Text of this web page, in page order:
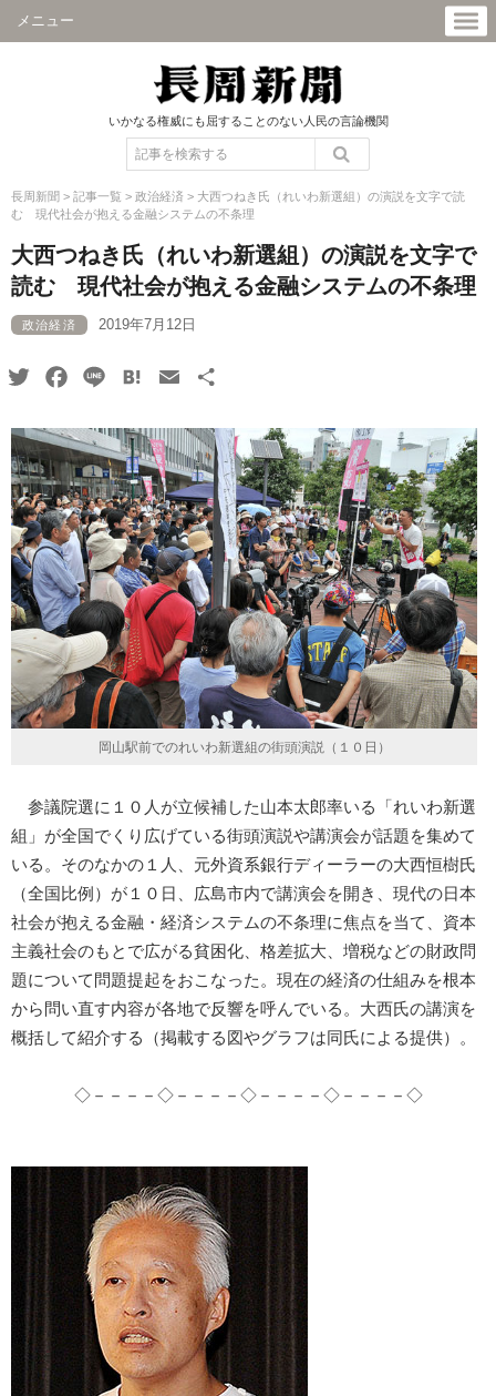
メニュー
いかなる権威にも屈することのない人民の言論機関
長周新聞 > 記事一覧 > 政治経済 > 大西つねき氏（れいわ新選組）の演説を文字で読
む 現代社会が抱える金融システムの不条理
大西つねき氏（れいわ新選組）の演説を文字で
読む 現代社会が抱える金融システムの不条理
政治経済 2019年7月12日
TwitterFacebook
Line HatenaEmail
岡山駅前でのれいわ新選組の街頭演説（１０日）
参議院選に１０人が立候補した山本太郎率いる「れいわ新選
組」が全国でくり広げている街頭演説や講演会が話題を集めて
いる。そのなかの１人、元外資系銀行ディーラーの大西恒樹氏
（全国比例）が１０日、広島市内で講演会を開き、現代の日本
社会が抱える金融・経済システムの不条理に焦点を当て、資本
主義社会のもとで広がる貧困化、格差拡大、増税などの財政問
題について問題提起をおこなった。現在の経済の仕組みを根本
から問い直す内容が各地で反響を呼んでいる。大西氏の講演を
概括して紹介する（掲載する図やグラフは同氏による提供）。
◇－－－－◇－－－－◇－－－－◇－－－－◇